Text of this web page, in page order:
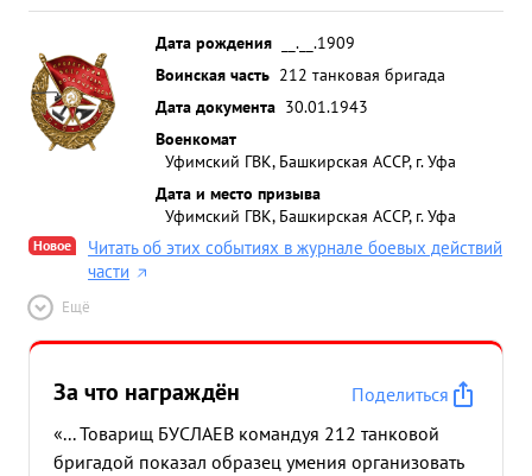
Дата рождения
__.__.1909
Воинская часть 212 танковая бригада
Дата документа 30.01.1943
Военкомат
Уфимский ГВК, Башкирская АССР, г. Уфа
Дата и место призыва
Уфимский ГВК, Башкирская АССР, г. Уфа
Новое
Читать об этих событиях в журнале боевых действий
части
Ещё
За что награждён
Поделиться
«... Товарищ БУСЛАЕВ командуя 212 танковой
бригадой показал образец умения организовать